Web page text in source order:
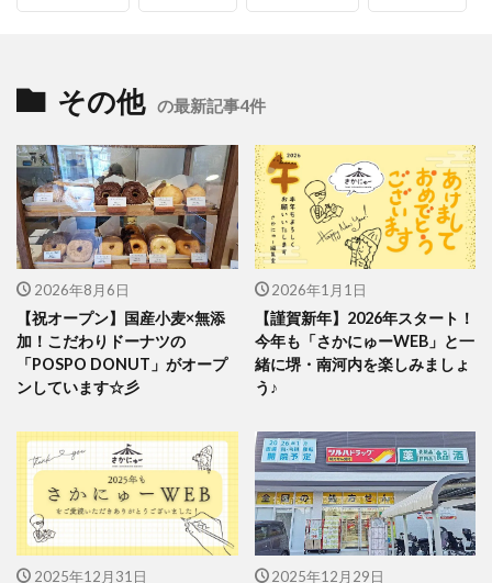
その他 の最新記事4件
2026年8月6日
【祝オープン】国産小麦×無添
加！こだわりドーナツの
「POSPO DONUT」がオープ
ンしています☆彡
2026年1月1日
【謹賀新年】2026年スタート！
今年も「さかにゅーWEB」と一
緒に堺・南河内を楽しみましょ
う♪
2025年12月31日 2025年12月29日